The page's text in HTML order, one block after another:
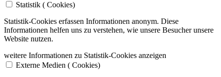
Statistik ( Cookies)
Statistik-Cookies erfassen Informationen anonym. Diese
Informationen helfen uns zu verstehen, wie unsere Besucher unsere
Website nutzen.
weitere Informationen zu Statistik-Cookies anzeigen
Externe Medien ( Cookies)